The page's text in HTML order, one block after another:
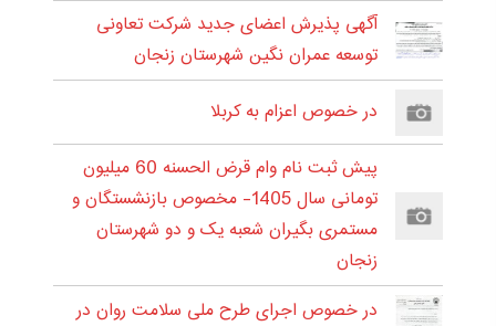
آگهی پذیرش اعضای جدید شرکت تعاونی
توسعه عمران نگین شهرستان زنجان
در خصوص اعزام به کربلا
پیش ثبت نام وام قرض الحسنه 60 میلیون
تومانی سال 1405- مخصوص بازنشستگان و
مستمری بگیران شعبه یک و دو شهرستان
زنجان
در خصوص اجرای طرح ملی سلامت روان در